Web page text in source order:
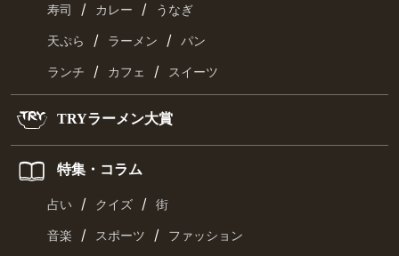
寿司 / カレー / うなぎ
天ぷら / ラーメン / パン
ランチ / カフェ / スイーツ
TRYラーメン大賞
特集・コラム
占い / クイズ / 街
音楽 / スポーツ / ファッション